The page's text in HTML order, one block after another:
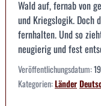
Wald auf, fernab von
und Kriegslogik.
fernhalten. Und so
neugierig und fest
Veröffentlichungsdatum:
Kategorien:Länder